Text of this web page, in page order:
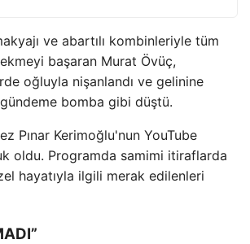
ve abartılı kombinleriyle tüm
başaran Murat Övüç,
oğluyla nişanlandı ve gelinine
bomba gibi düştü.
Pınar Kerimoğlu'nun YouTube
oldu. Programda samimi itiraflarda
hayatıyla ilgili merak edilenleri